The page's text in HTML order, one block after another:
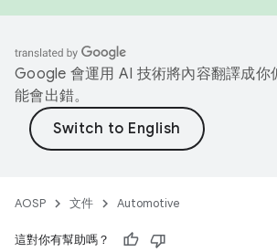
Google 會運用 AI 技術將內容翻譯成你
能會出錯。
AOSP 文件 Automotive
這對你有幫助嗎？